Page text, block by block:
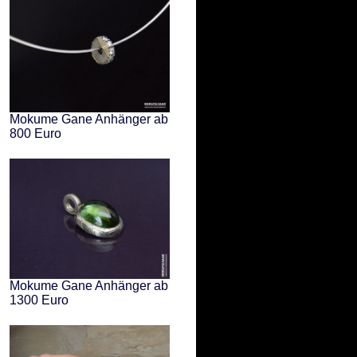
Mokume Gane Anhänger ab
800 Euro
Mokume Gane Anhänger ab
1300 Euro